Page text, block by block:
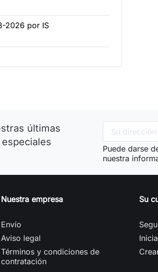
2026 por IS
últimas
Puede darse
nuestra
Nuestra empresa
Envío
Aviso legal
Términos y condiciones de
contratación
Su